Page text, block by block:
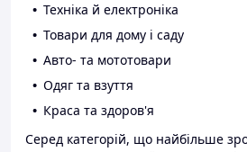
Техніка й електроніка
Товари для дому і саду
Авто- та мототовари
Одяг та взуття
Краса та здоров'я
Серед категорій, що найбільше